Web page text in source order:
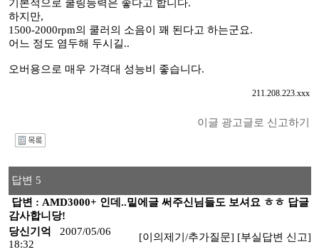
기본적으로 쿨링능력은 좋다고 합니다.
하지만,
1500-2000rpm의 쿨러의 소음이 꽤 된다고 하는군요.
어느 정도 염두해 두시길..
오버용으로 매우 가격대 성능비 좋습니다.
211.208.223.xxx
이글 광고글로 신고하기
답변 5
답변 : AMD3000+ 인데..밑에글 써주신님들도 보셔요 ㅎㅎ 답글
감사합니당!
당신기억
2007/05/06
18:32
[이의제기/추가질문] [부실답변 신고]